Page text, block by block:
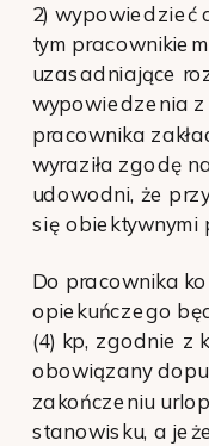
2) wypowiedzieć
tym
uzasadniające
wypowiedzenia
pracownika
wyraziła zgodę
udowodni, że
się obiektywnymi
Do pracownika
opiekuńczego
(4) kp, zgodnie z
obowiązany
zakończeniu
stanowisku, a